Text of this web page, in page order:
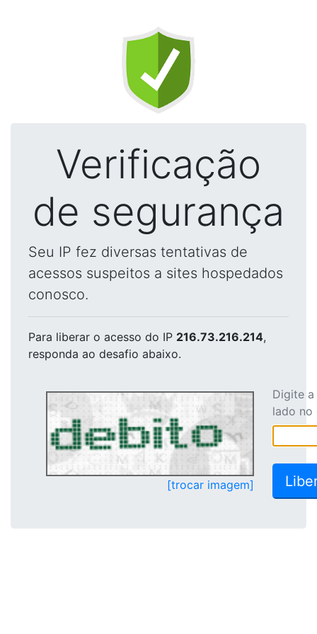
Verificação
de segurança
Seu IP fez diversas tentativas de
acessos suspeitos a sites hospedados
conosco.
Para liberar o acesso do IP 216.73.216.214,
responda ao desafio abaixo.
[trocar imagem]
Digite
lado no